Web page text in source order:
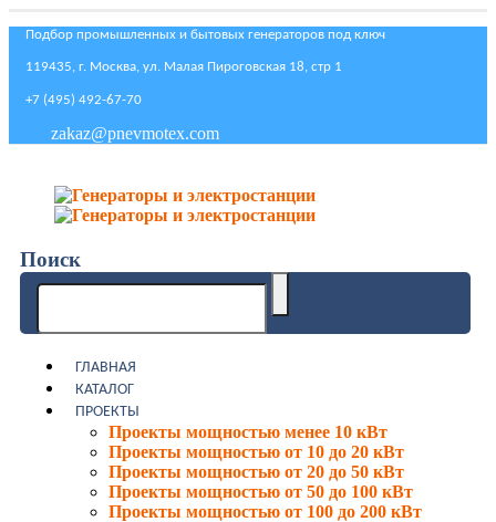
Подбор промышленных и бытовых генераторов под ключ
119435, г. Москва, ул. Малая Пироговская 18, стр 1
+7 (495) 492-67-70
zakaz@pnevmotex.com
Поиск
ГЛАВНАЯ
КАТАЛОГ
ПРОЕКТЫ
Проекты мощностью менее 10 кВт
Проекты мощностью от 10 до 20 кВт
Проекты мощностью от 20 до 50 кВт
Проекты мощностью от 50 до 100 кВт
Проекты мощностью от 100 до 200 кВт